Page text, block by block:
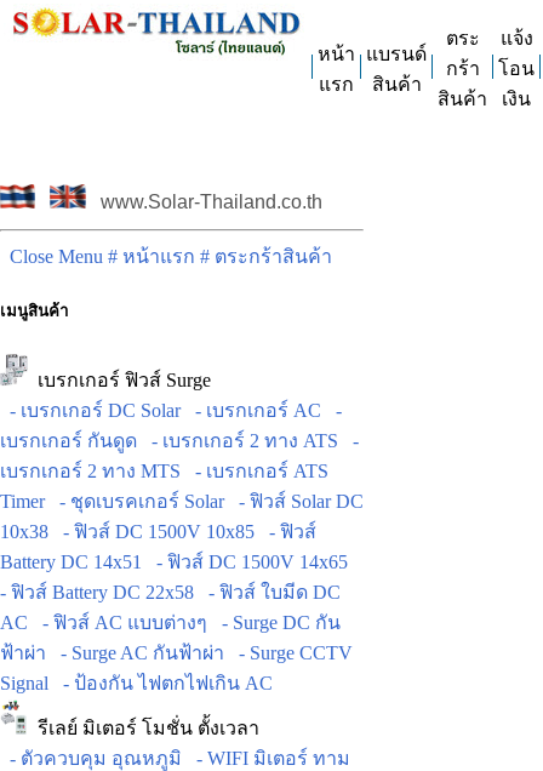
หน้า
แรก
แบรนด์
สินค้า
ตระ
กร้า
สินค้า
แจ้ง
โอน
เงิน
www.Solar-Thailand.co.th
Close Menu # หน้าแรก # ตระกร้าสินค้า
เมนูสินค้า
เบรกเกอร์ ฟิวส์ Surge
- เบรกเกอร์ DC Solar
- เบรกเกอร์ AC
-
เบรกเกอร์ กันดูด
- เบรกเกอร์ 2 ทาง ATS
-
เบรกเกอร์ 2 ทาง MTS
- เบรกเกอร์ ATS
Timer
- ชุดเบรคเกอร์ Solar
- ฟิวส์ Solar DC
10x38
- ฟิวส์ DC 1500V 10x85
- ฟิวส์
Battery DC 14x51
- ฟิวส์ DC 1500V 14x65
- ฟิวส์ Battery DC 22x58
- ฟิวส์ ใบมีด DC
AC
- ฟิวส์ AC แบบต่างๆ
- Surge DC กัน
ฟ้าผ่า
- Surge AC กันฟ้าผ่า
- Surge CCTV
Signal
- ป้องกัน ไฟตกไฟเกิน AC
รีเลย์ มิเตอร์ โมชั่น ตั้งเวลา
- ตัวควบคุม อุณหภูมิ
- WIFI มิเตอร์ ทาม